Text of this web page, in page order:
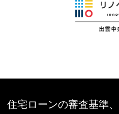
住宅ローンの審査基準